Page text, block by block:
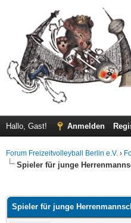
Hallo, Gast! Anmelden
Forum Freizeitvolleyball Berlin e.V. ›
Spieler für junge
Spieler für junge